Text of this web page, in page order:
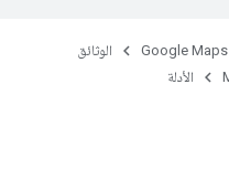
Google
الوثائق
الأدلة